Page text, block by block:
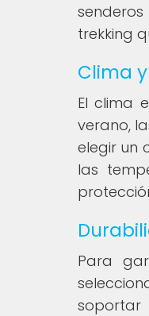
trekking
Clima
El clima
verano,
elegir un
las
Para
soportar